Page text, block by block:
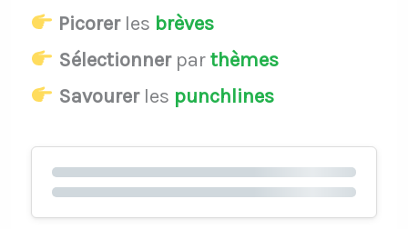
Picorerles brèves
Sélectionnerparthèmes
Savourerles punchlines